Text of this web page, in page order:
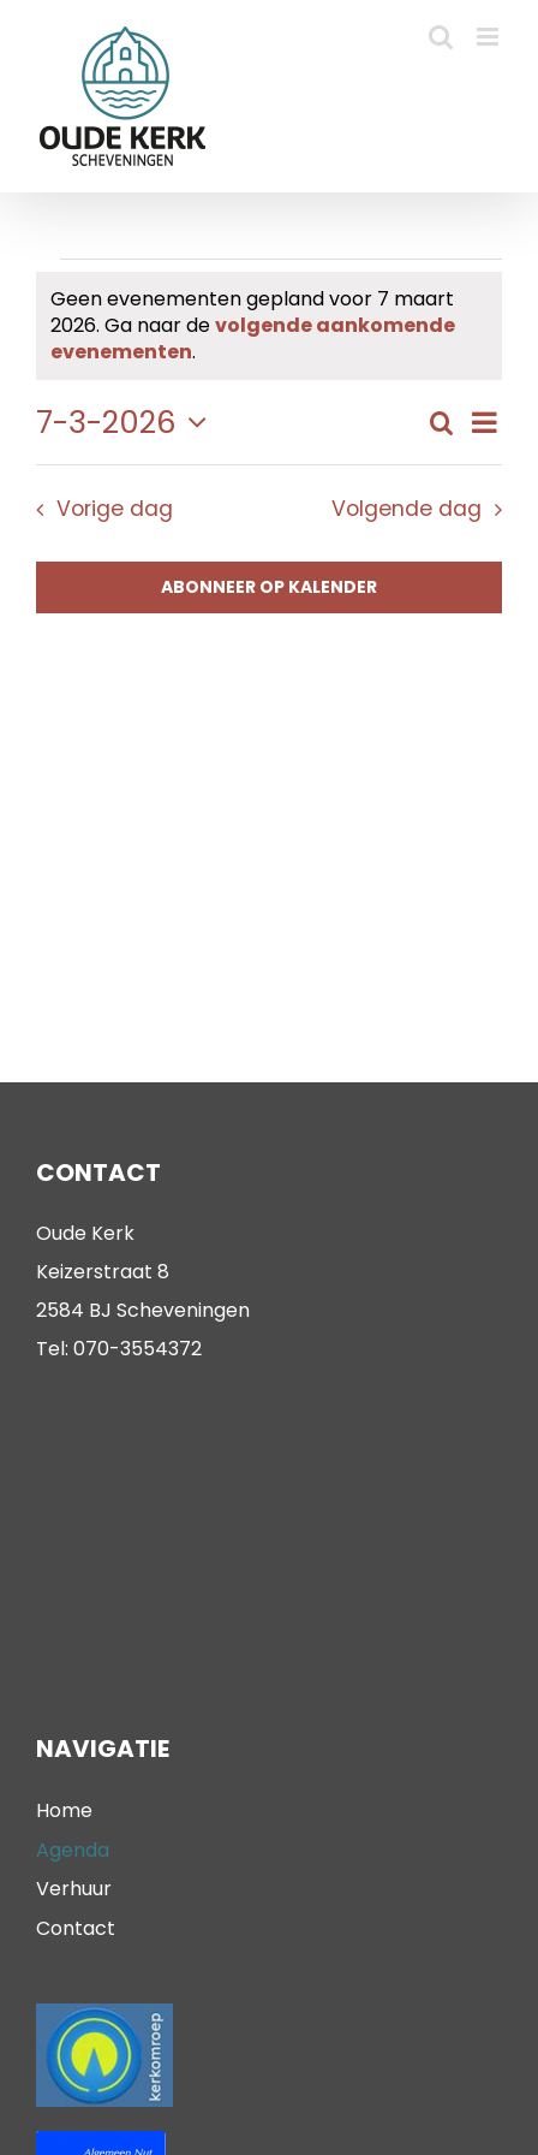
Evenementen
in
7
maart
2026
Bericht
Geen evenementen gepland voor 7 maart
2026. Ga naar devolgende aankomende
evenementen.
en
Zoeken
Dag
7-3-2026
Selecteer
datum.
Vorige dag Volgende dag
ABONNEER OP KALENDER
CONTACT
Oude Kerk
Keizerstraat 8
2584 BJ Scheveningen
Tel: 070-3554372
NAVIGATIE
Home
Agenda
Verhuur
Contact